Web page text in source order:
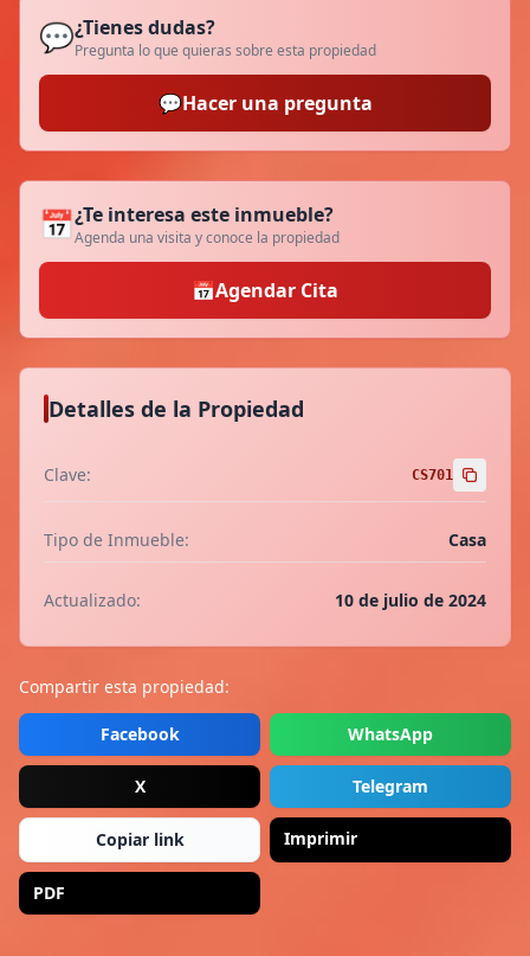
💬¿Tienes dudas?
Pregunta lo que quieras sobre esta propiedad
💬Hacer una pregunta
📅¿Te interesa este inmueble?
Agenda una visita y conoce la propiedad
📅Agendar Cita
Detalles de la Propiedad
Clave: CS701
Tipo de Inmueble: Casa
Actualizado: 10 de julio de 2024
Compartir esta propiedad:
Facebook WhatsApp
X Telegram
Copiar link Imprimir
PDF